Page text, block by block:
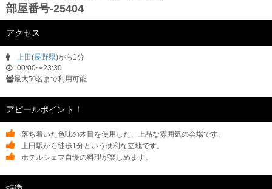
部屋番号-25404
アクセス
上田(長野県)から1分
00:00〜23:30
最大50名まで利用可能
アピールポイント！
落ち着いた色味の木目を使用した、上品な雰囲気の会場です。
上田駅から徒歩1分という便利な立地です。
ホテルシェフ自慢の料理が楽しめます。